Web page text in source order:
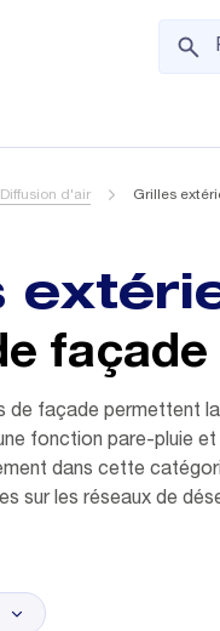
Diffusion d'air Grilles
de façade permettent
fonction pare-pluie
dans cette
sur les réseaux de